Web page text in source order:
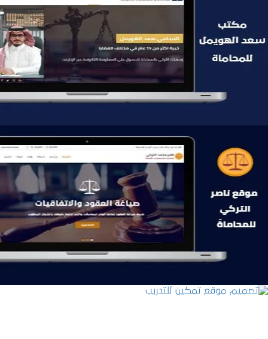
موقع سعد الهويمل للمحاماة
التفاصيل
موقع ناصر التركي للمحاماة
التفاصيل